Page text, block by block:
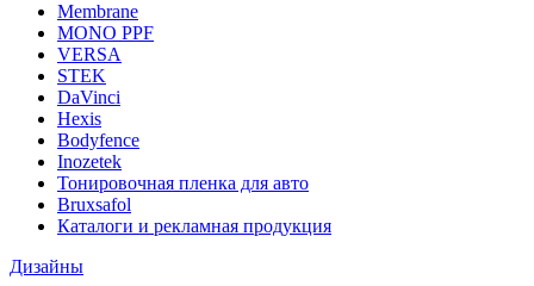
Membrane
MONO PPF
VERSA
STEK
DaVinci
Hexis
Bodyfence
Inozetek
Тонировочная пленка для авто
Bruxsafol
Каталоги и рекламная продукция
Дизайны